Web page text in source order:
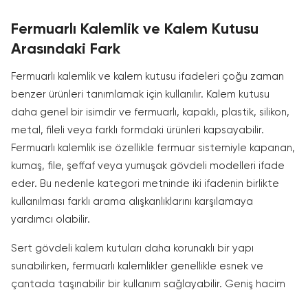
Fermuarlı Kalemlik ve Kalem Kutusu
Arasındaki Fark
Fermuarlı kalemlik ve kalem kutusu ifadeleri çoğu zaman
benzer ürünleri tanımlamak için kullanılır. Kalem kutusu
daha genel bir isimdir ve fermuarlı, kapaklı, plastik, silikon,
metal, fileli veya farklı formdaki ürünleri kapsayabilir.
Fermuarlı kalemlik ise özellikle fermuar sistemiyle kapanan,
kumaş, file, şeffaf veya yumuşak gövdeli modelleri ifade
eder. Bu nedenle kategori metninde iki ifadenin birlikte
kullanılması farklı arama alışkanlıklarını karşılamaya
yardımcı olabilir.
Sert gövdeli kalem kutuları daha korunaklı bir yapı
sunabilirken, fermuarlı kalemlikler genellikle esnek ve
çantada taşınabilir bir kullanım sağlayabilir. Geniş hacim